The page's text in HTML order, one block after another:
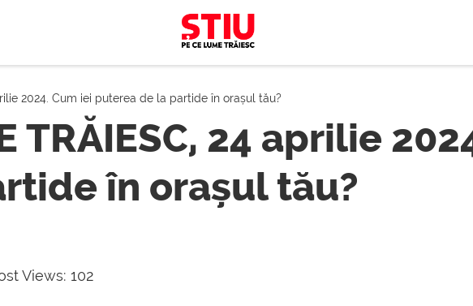
2024. Cum iei puterea de la partide în orașul tău?
TRĂIESC, 24 aprilie
în orașul tău?
Views: 102